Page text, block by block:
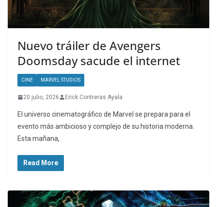
Nuevo tráiler de Avengers
Doomsday sacude el internet
CINE MARVEL STUDIOS
20 julio, 2026 Erick Contreras Ayala
El universo cinematográfico de Marvel se prepara para el
evento más ambicioso y complejo de su historia moderna.
Esta mañana,
Read More